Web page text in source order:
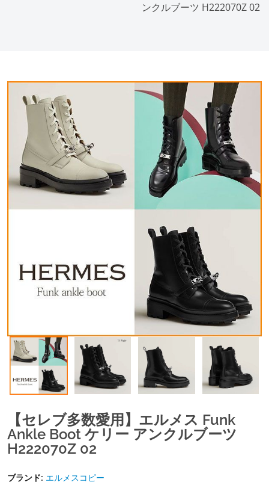
ンクルブーツ H222070Z 02
【セレブ多数愛用】エルメス Funk
Ankle Boot ケリー アンクルブーツ
H222070Z 02
ブランド: エルメスコピー